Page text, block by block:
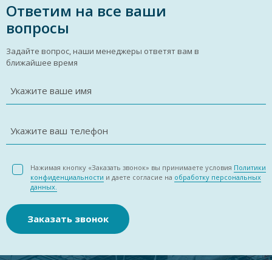
Ответим на все ваши
вопросы
Задайте вопрос, наши менеджеры ответят вам в
ближайшее время
Укажите ваше имя
Укажите ваш телефон
Нажимая кнопку «Заказать звонок» вы принимаете условия Политики
конфиденциальности и даете согласие на обработку персональных
данных.
Заказать звонок